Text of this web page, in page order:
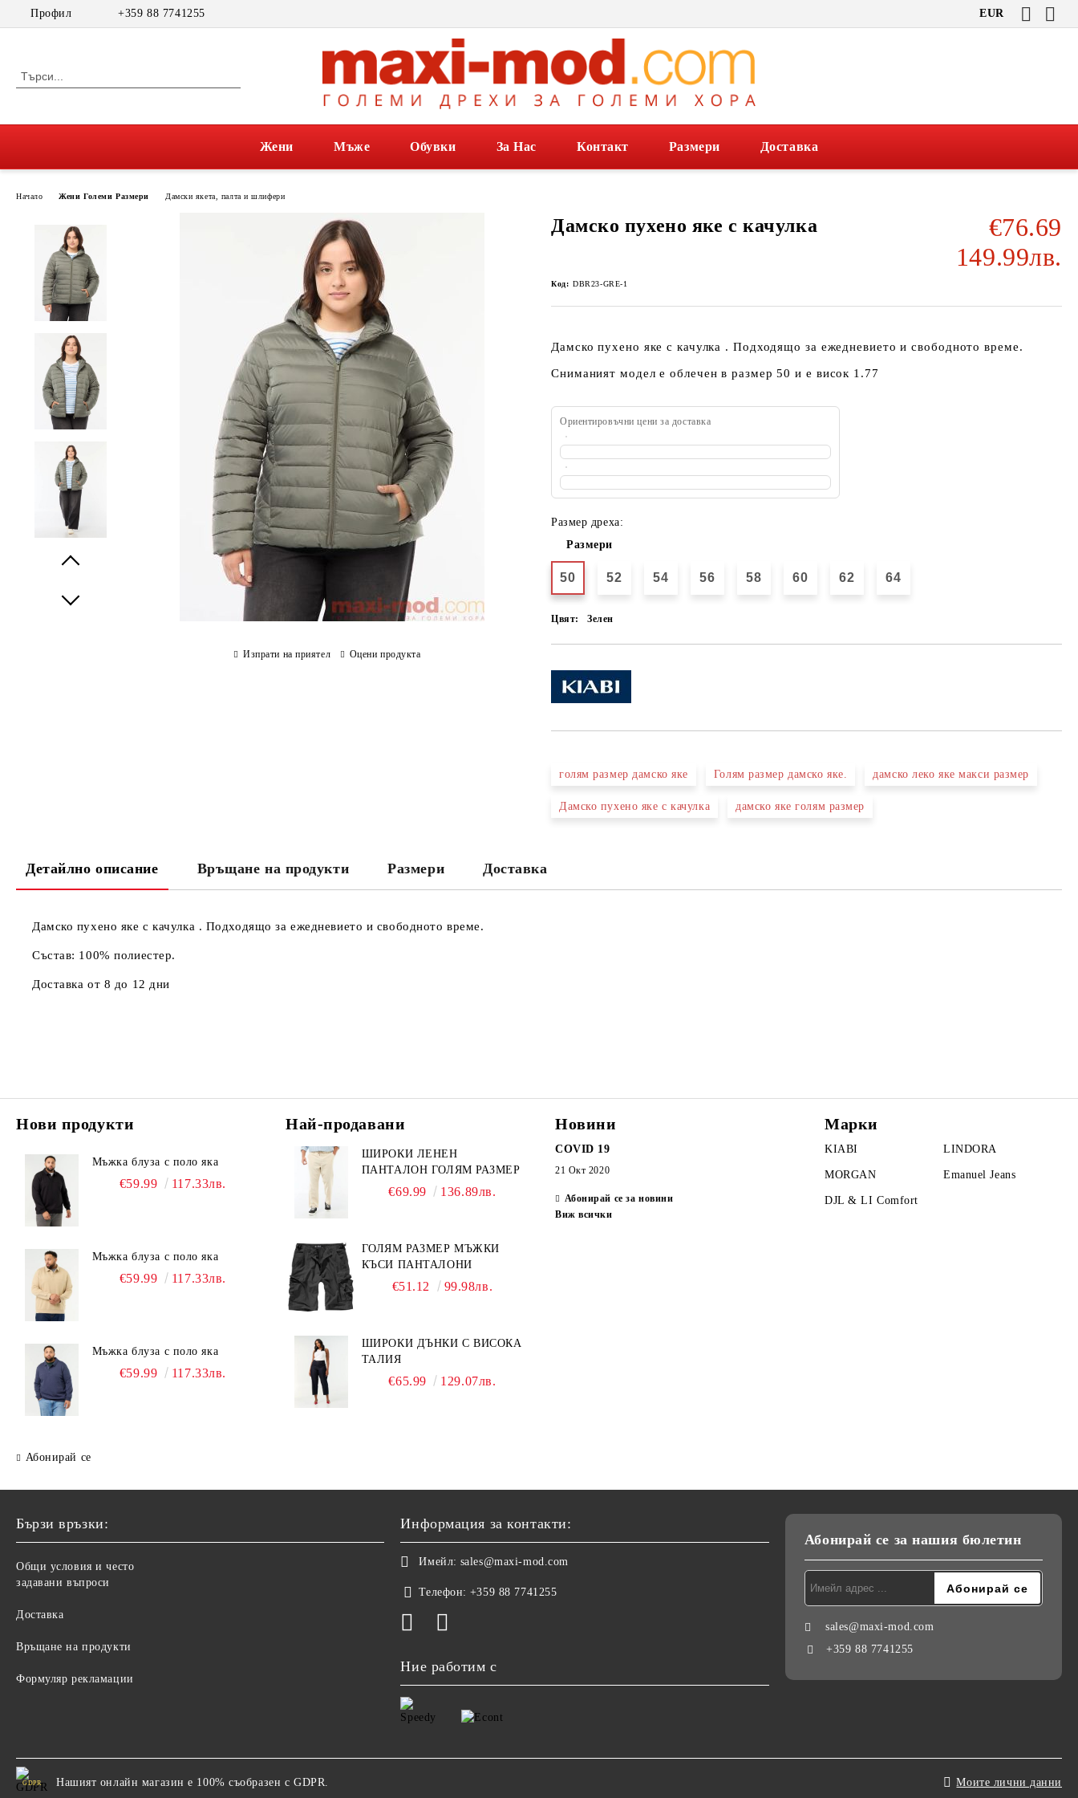
Профил +359 88 7741255 EUR
Жени Мъже Обувки За Нас Контакт Размери Доставка
Начало Жени Големи Размери Дамски якета, палта и шлифери
Дамско пухено яке с качулка
€76.69
149.99лв.
Код: DBR23-GRE-1
Дамско пухено яке с качулка . Подходящо за ежедневието и свободното време.
Сниманият модел е облечен в размер 50 и е висок 1.77
Ориентировъчни цени за доставка
Размер дреха:
Размери
50 52 54 56 58 60 62 64
Цвят: Зелен
голям размер дамско яке Голям размер дамско яке. дамско леко яке макси размер
Дамско пухено яке с качулка дамско яке голям размер
Изпрати на приятел Оцени продукта
Детайлно описание Връщане на продукти Размери Доставка
Дамско пухено яке с качулка . Подходящо за ежедневието и свободното време.
Състав: 100% полиестер.
Доставка от 8 до 12 дни
Нови продукти
Мъжка блуза с поло яка
€59.99 117.33лв.
Мъжка блуза с поло яка
€59.99 117.33лв.
Мъжка блуза с поло яка
€59.99 117.33лв.
Абонирай се
Най-продавани
ШИРОКИ ЛЕНЕН
ПАНТАЛОН ГОЛЯМ РАЗМЕР
€69.99 136.89лв.
ГОЛЯМ РАЗМЕР МЪЖКИ
КЪСИ ПАНТАЛОНИ
€51.12 99.98лв.
ШИРОКИ ДЪНКИ С ВИСОКА
ТАЛИЯ
€65.99 129.07лв.
Новини
COVID 19
21 Окт 2020
Абонирай се за новини
Виж всички
Марки
KIABI LINDORA
MORGAN Emanuel Jeans
DJL & LI Comfort
Бързи връзки:
Общи условия и често
задавани въпроси
Доставка
Връщане на продукти
Формуляр рекламации
Информация за контакти:
Имейл: sales@maxi-mod.com
Телефон: +359 88 7741255
Ние работим с
Абонирай се за нашия бюлетин
sales@maxi-mod.com
+359 88 7741255
GDPR Нашият онлайн магазин е 100% съобразен с GDPR. Моите лични данни